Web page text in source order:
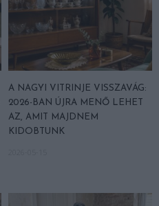
A NAGYI VITRINJE VISSZAVÁG:
2026-BAN ÚJRA MENŐ LEHET
AZ, AMIT MAJDNEM
KIDOBTUNK